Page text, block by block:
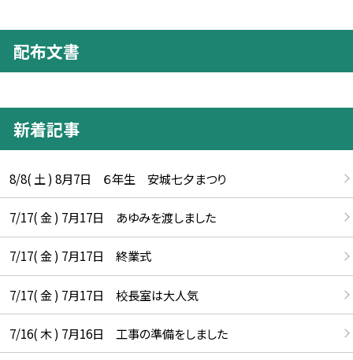
配布文書
新着記事
8/8( 土 ) 8月7日 ６年生 安城七夕まつり
7/17( 金 ) 7月17日 あゆみを渡しました
7/17( 金 ) 7月17日 終業式
7/17( 金 ) 7月17日 校長室は大人気
7/16( 木 ) 7月16日 工事の準備をしました